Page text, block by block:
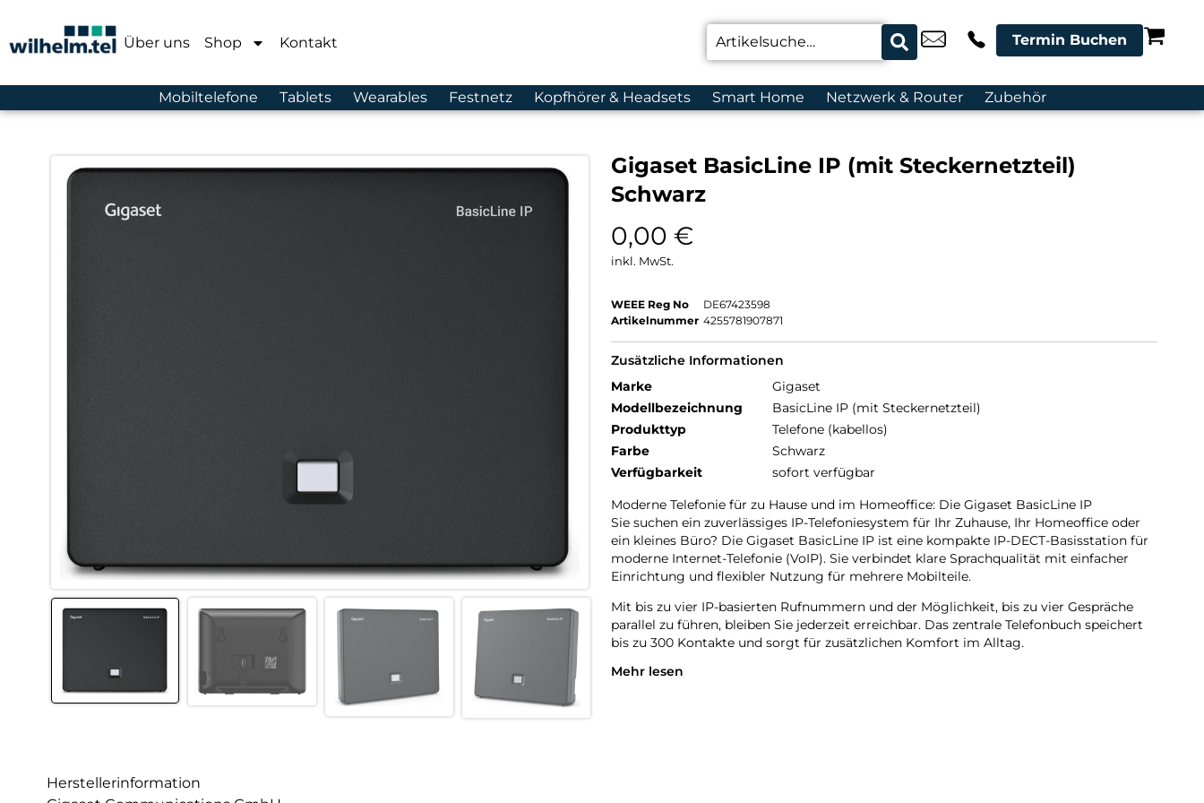
Über uns Shop Kontakt Termin Buchen
Mobiltelefone Tablets Wearables Festnetz Kopfhörer & Headsets Smart Home Netzwerk & Router Zubehör
Gigaset BasicLine IP (mit Steckernetzteil)
Schwarz
0,00 €
inkl. MwSt.
WEEE Reg No
DE67423598
Artikelnummer 4255781907871
Zusätzliche Informationen
Marke
Gigaset
Modellbezeichnung
BasicLine IP (mit Steckernetzteil)
Produkttyp
Telefone (kabellos)
Farbe
Schwarz
Verfügbarkeit
sofort verfügbar
Moderne Telefonie für zu Hause und im Homeoffice: Die Gigaset BasicLine IP
Sie suchen ein zuverlässiges IP-Telefoniesystem für Ihr Zuhause, Ihr Homeoffice oder
ein kleines Büro? Die Gigaset BasicLine IP ist eine kompakte IP-DECT-Basisstation für
moderne Internet-Telefonie (VoIP). Sie verbindet klare Sprachqualität mit einfacher
Einrichtung und flexibler Nutzung für mehrere Mobilteile.
Mit bis zu vier IP-basierten Rufnummern und der Möglichkeit, bis zu vier Gespräche
parallel zu führen, bleiben Sie jederzeit erreichbar. Das zentrale Telefonbuch speichert
bis zu 300 Kontakte und sorgt für zusätzlichen Komfort im Alltag.
Dank der Anmeldung von bis zu sechs DECT-Mobilteilen lässt sich die IP-Telefonie
Mehr lesen
Herstellerinformation